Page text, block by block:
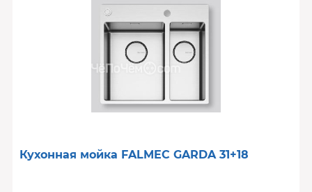
Кухонная мойка FALMEC GARDA 31+18